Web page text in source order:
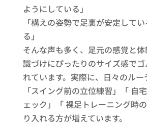
ようにしている」
「構えの姿勢で足裏が安定して
る」
そんな声も多く、足元の感覚と
識づけにぴったりのサイズ感で
れています。実際に、日々のルー
「スイング前の立位練習」「 自
ェック」「 裸足トレーニング時
り入れる方が増えています。